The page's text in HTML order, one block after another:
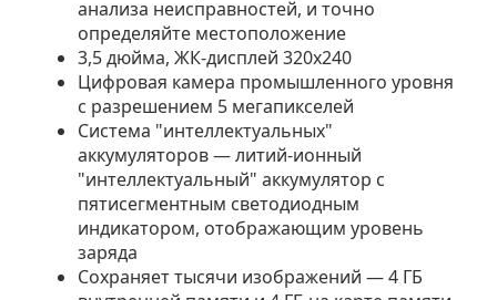
анализа неисправностей, и точно
определяйте местоположение
3,5 дюйма, ЖК-дисплей 320x240
Цифровая камера промышленного уровня
с разрешением 5 мегапикселей
Система "интеллектуальных"
аккумуляторов — литий-ионный
"интеллектуальный" аккумулятор с
пятисегментным светодиодным
индикатором, отображающим уровень
заряда
Сохраняет тысячи изображений — 4 ГБ